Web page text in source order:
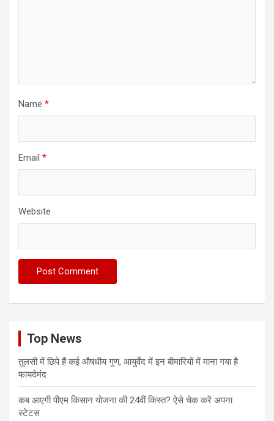
Name *
Email *
Website
Top News
तुलसी में छिपे हैं कई औषधीय गुण, आयुर्वेद में इन बीमारियों में माना गया है
फायदेमंद
कब आएगी पीएम किसान योजना की 24वीं किस्त? ऐसे चेक करें अपना
स्टेटस